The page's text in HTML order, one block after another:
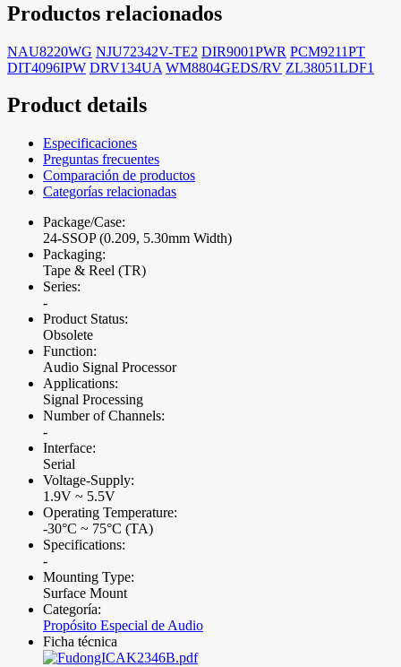
Productos relacionados
NAU8220WG NJU72342V-TE2 DIR9001PWR PCM9211PT
DIT4096IPW DRV134UA WM8804GEDS/RV ZL38051LDF1
Product details
Especificaciones
Preguntas frecuentes
Comparación de productos
Categorías relacionadas
Package/Case:
24-SSOP (0.209, 5.30mm Width)
Packaging:
Tape & Reel (TR)
Series:
-
Product Status:
Obsolete
Function:
Audio Signal Processor
Applications:
Signal Processing
Number of Channels:
-
Interface:
Serial
Voltage-Supply:
1.9V ~ 5.5V
Operating Temperature:
-30°C ~ 75°C (TA)
Specifications:
-
Mounting Type:
Surface Mount
Categoría:
Propósito Especial de Audio
Ficha técnica
AK2346B.pdf